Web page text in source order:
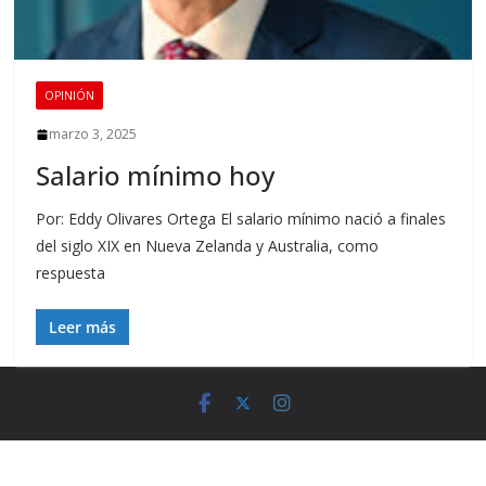
OPINIÓN
marzo 3, 2025
Salario mínimo hoy
Por: Eddy Olivares Ortega El salario mínimo nació a finales
del siglo XIX en Nueva Zelanda y Australia, como
respuesta
Leer más